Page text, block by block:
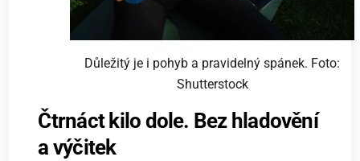
Důležitý je i pohyb a pravidelný spánek. Foto:
Shutterstock
Čtrnáct kilo dole. Bez hladovění
a výčitek